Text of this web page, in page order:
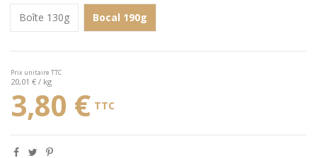
Boîte 130g
Bocal 190g
Prix unitaire TTC
20,01 € / kg
3,80 € TTC